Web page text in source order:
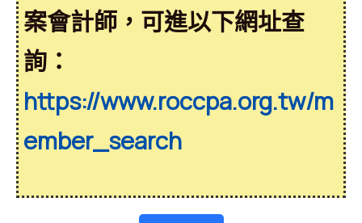
案會計師，可進以下網址查
詢：
https://www.roccpa.org.tw/m
ember_search